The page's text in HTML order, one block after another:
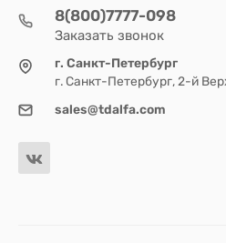
8(800)7777-098
Заказать звонок
г. Санкт-Петербург
г. Санкт-Петербург, 2-й
sales@tdalfa.com